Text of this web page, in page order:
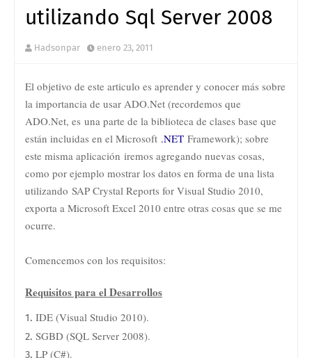
utilizando Sql Server 2008
Hadsonpar enero 23, 2011
El objetivo de este articulo es aprender y conocer más sobre
la importancia de usar ADO.Net (recordemos que
ADO.Net, es una parte de la biblioteca de clases base que
están incluidas en el Microsoft .NET Framework); sobre
este misma aplicación iremos agregando nuevas cosas,
como por ejemplo mostrar los datos en forma de una lista
utilizando SAP Crystal Reports for Visual Studio 2010,
exporta a Microsoft Excel 2010 entre otras cosas que se me
ocurre.
Comencemos con los requisitos:
Requisitos para el Desarrollos
IDE (Visual Studio 2010).
SGBD (SQL Server 2008).
LP (C#).